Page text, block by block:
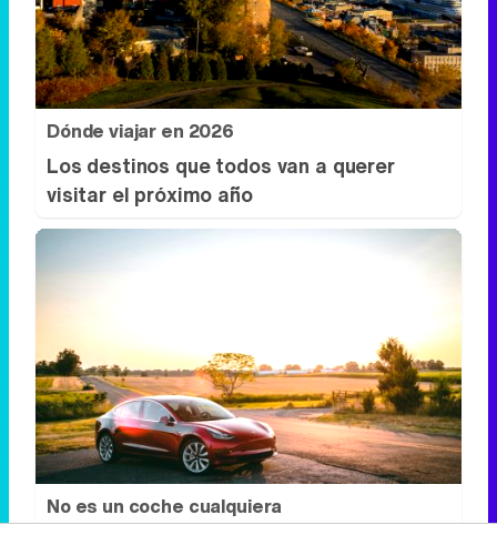
Dónde viajar en 2026
Los destinos que todos van a querer
visitar el próximo año
No es un coche cualquiera